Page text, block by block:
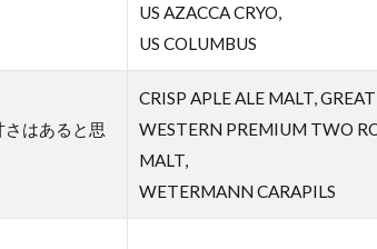
US AZACCA CRYO,
US COLUMBUS
はあると思
CRISP APLE ALE MALT, GREAT
WESTERN PREMIUM TWO
MALT,
WETERMANN CARAPILS